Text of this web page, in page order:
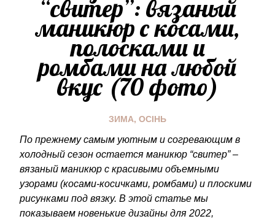
“свитер”: вязаный
маникюр с косами,
полосками и
ромбами на любой
вкус (70 фото)
ЗИМА, ОСІНЬ
По прежнему самым уютным и согревающим в
холодный сезон остается маникюр “свитер” –
вязаный маникюр с красивыми объемными
узорами (косами-косичками, ромбами) и плоскими
рисунками под вязку. В этой статье мы
показываем новенькие дизайны для 2022,